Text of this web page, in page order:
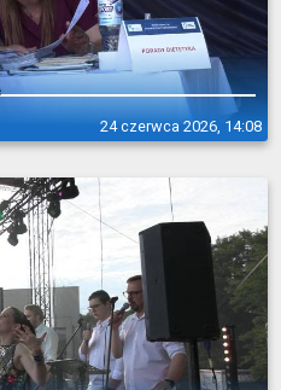
24 czerwca 2026, 14:08